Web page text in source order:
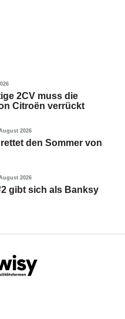
2CV muss die
Citroën verrückt
2026
den Sommer von
2026
gibt sich als Banksy